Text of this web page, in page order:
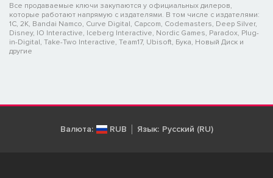
Все продаваемые ключи закупаются у официальных дилеров,
которые работают напрямую с издателями. В том числе с издателями:
1C, 2K, Bandai Namco, Curve Digital, Capcom, Codemasters, Deep Silver,
Disney, IO Interactive, Iceberg Interactive, Nordic Games, Paradox, Plug-
in-Digital, Take-Two Interactive, Team17, Ubisoft, Бука, Новый Диск и
другие
Валюта: RUB Язык: Русский (RU)